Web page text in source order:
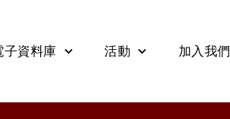
子資料庫 活動 加入我們